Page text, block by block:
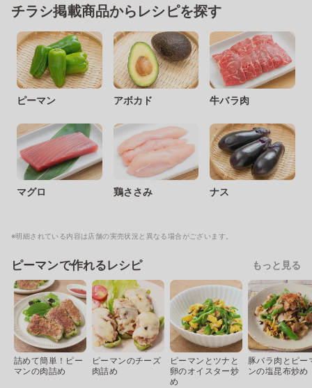
チラシ掲載商品からレシピを探す
ピーマン アボカド 牛バラ肉
マグロ 鶏ささみ ナス
※明細されている内容は店舗の実売状況と異なる場合がございます。
ピーマンで作れるレシピ もっと見る
詰めて簡単！ピー
マンの肉詰め
ピーマンのチーズ
肉詰め
ピーマンとツナと
卵のオイスター炒
め
豚バラ肉とピー
ンの塩昆布炒め